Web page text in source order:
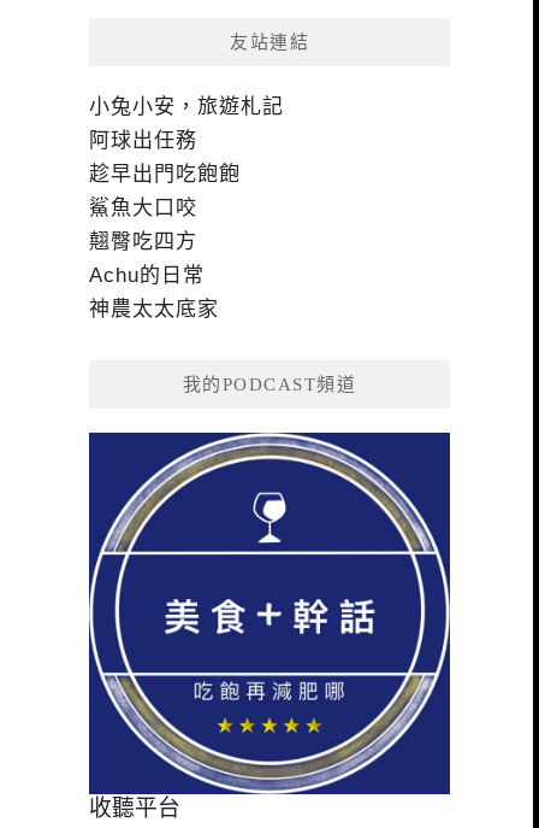
友站連結
小兔小安，旅遊札記
阿球出任務
趁早出門吃飽飽
鯊魚大口咬
翹臀吃四方
Achu的日常
神農太太底家
我的PODCAST頻道
收聽平台